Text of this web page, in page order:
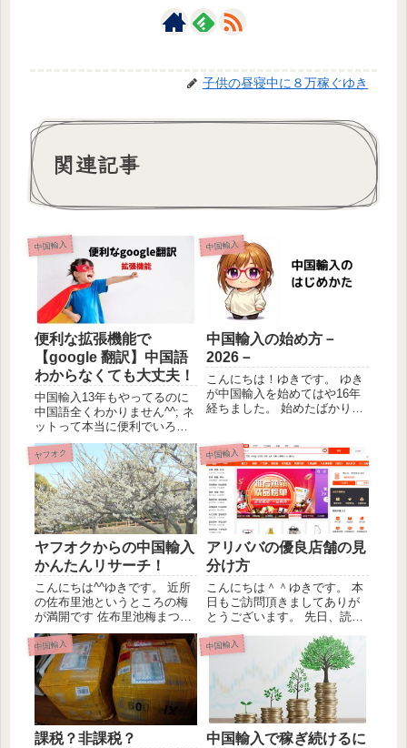
子供の昼寝中に８万稼ぐゆき
関連記事
中国輸入
便利な拡張機能で
【google 翻訳】中国語
わからなくても大丈夫！
中国輸入13年もやってるのに
中国語全くわかりません^^; ネ
ットって本当に便利でいろん
なことがわかります。 いろん
なことができますね。 リサー
チするときには、私はgoogle
の拡張機能を使っています。
これはとっても便利なんです
よ。
中国輸入
中国輸入の始め方－
2026－
こんにちは！ゆきです。 ゆき
が中国輸入を始めてはや16年
経ちました。 始めたばかりの
当時は、中国レートも1元辺り
13円程度。今より10円も安か
ったです。 始めた頃にiPadが
新発売でiP...
ヤフオク
ヤフオクからの中国輸入
かんたんリサーチ！
こんにちは^^ゆきです。 近所
の佐布里池というところの梅
が満開です 佐布里池梅まつり
新型肺炎のことを考えると出
かけるのも億劫になってしま
うのですが平日にぶらっとで
かけたいと思います。 ところ
で、本日もこうしてパソコン
に張り付いてるわけです...
中国輸入
アリババの優良店舗の見
分け方
こんにちは＾＾ゆきです。 本
日もご訪問頂きましてありが
とうございます。 先日、読者
様からご質問を頂きました。
「アリババの優良店舗の見分
け方を知りたい。」 という内
容でした。 今日は改めて
Alibabaについて書いてみたい
と思います。 Al...
中国輸入
課税？非課税？
中国輸入
中国輸入で稼ぎ続けるに